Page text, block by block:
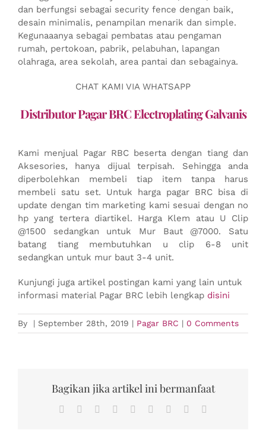
dan berfungsi sebagai security fence dengan baik,
desain minimalis, penampilan menarik dan simple.
Kegunaaanya sebagai pembatas atau pengaman
rumah, pertokoan, pabrik, pelabuhan, lapangan
olahraga, area sekolah, area pantai dan sebagainya.
CHAT KAMI VIA WHATSAPP
Distributor Pagar BRC Electroplating Galvanis
Kami menjual Pagar RBC beserta dengan tiang dan
Aksesories, hanya dijual terpisah. Sehingga anda
diperbolehkan membeli tiap item tanpa harus
membeli satu set. Untuk harga pagar BRC bisa di
update dengan tim marketing kami sesuai dengan no
hp yang tertera diartikel. Harga Klem atau U Clip
@1500 sedangkan untuk Mur Baut @7000. Satu
batang tiang membutuhkan u clip 6-8 unit
sedangkan untuk mur baut 3-4 unit.
Kunjungi juga artikel postingan kami yang lain untuk
informasi material Pagar BRC lebih lengkap disini
By | September 28th, 2019 | Pagar BRC | 0 Comments
Bagikan jika artikel ini bermanfaat
Facebook
TwitterReddit LinkedInWhatsApp
TumblrPinterest